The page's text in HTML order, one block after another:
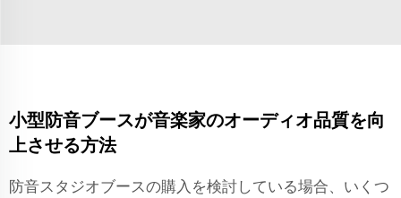
小型防音ブースが音楽家のオーディオ品質を向
上させる方法
防音スタジオブースの購入を検討している場合、いくつ